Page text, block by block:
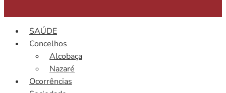
SAÚDE
Concelhos
Alcobaça
Nazaré
Ocorrências